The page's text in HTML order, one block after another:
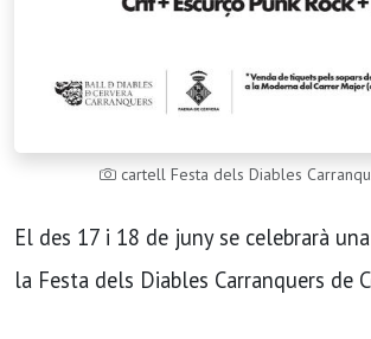
cartell Festa dels Diables
El des 17 i 18 de juny se celebrarà
la Festa dels Diables Carranquers de